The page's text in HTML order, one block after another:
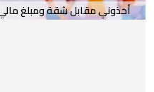
أخذوني مقابل شقة ومبلغ